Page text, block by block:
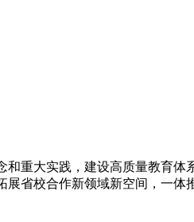
重大实践，建设高质量教育体
省校合作新领域新空间，一体